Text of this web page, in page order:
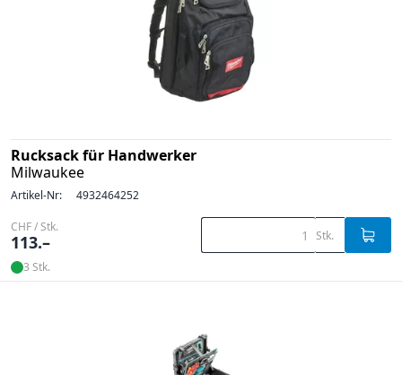
Rucksack für Handwerker
Milwaukee
Artikel-Nr: 4932464252
CHF / Stk.
113.– Stk.
3 Stk.